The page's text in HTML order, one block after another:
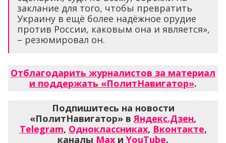
заклание для того, чтобы превратить
Украину в ещё более надёжное орудие
против России, каковым она и является»,
– резюмировал он.
Отблагодарить журналистов за материал
и поддержать «ПолитНавигатор».
Подпишитесь на новости
«ПолитНавигатор» в Яндекс.Дзен,
Telegram, Одноклассниках, Вконтакте,
каналы Max и YouTube.